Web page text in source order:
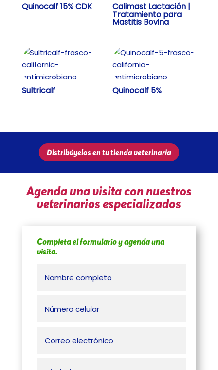
Quinocalf 15% CDK Calimast Lactación |
Tratamiento para
Mastitis Bovina
Sultricalf Quinocalf 5%
Distribúyelos en tu tienda veterinaria
Agenda una visita con nuestros
veterinarios especializados
Completa el formulario y agenda una
visita.